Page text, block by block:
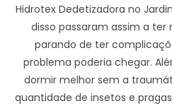
Hidrotex Dedetizadora no
disso passaram assim a ter
parando de ter
problema poderia chegar.
dormir melhor sem a
quantidade de insetos e